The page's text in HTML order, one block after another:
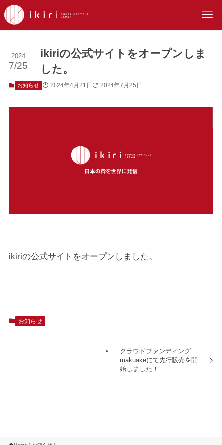
ikiriの公式サイトをオープンしま
した。
2024
7/25
お知らせ 2024年4月21日 2024年7月25日
ikiriの公式サイトをオープンしました。
お知らせ
クラウドファンディング
makuakeにて先行販売を開
始しました！